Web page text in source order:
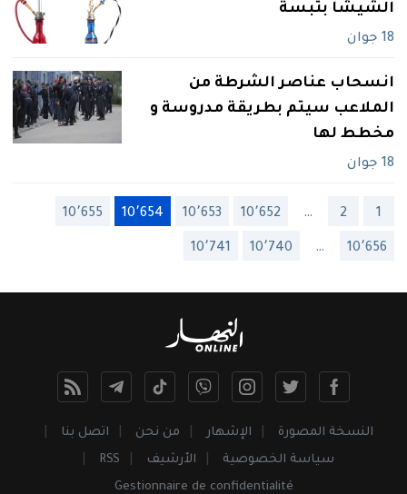
الشيشا بتبسة
18 جوان
انسحاب عناصر الشرطة من
الملاعب سيتم بطريقة مدروسة و
مخطط لها
18 جوان
1
2
… 10٬652 10٬653 10٬654 10٬655
10٬656 … 10٬740 10٬741
النسخة المصورة الإشهار من نحن
اتصل بنا
سياسة الخصوصية
الأرشيف
RSS
Gestionnaire de confidentialité